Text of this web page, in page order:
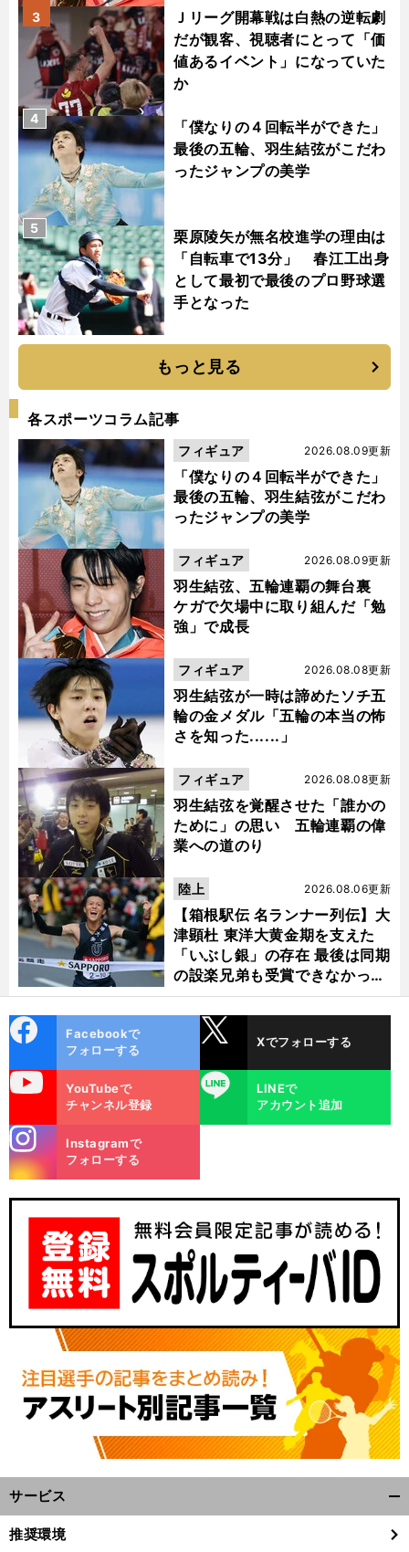
Ｊリーグ開幕戦は白熱の逆転劇
だが観客、視聴者にとって「価
値あるイベント」になっていた
か
3
「僕なりの４回転半ができた」
最後の五輪、羽生結弦がこだわ
ったジャンプの美学
4
栗原陵矢が無名校進学の理由は
「自転車で13分」 春江工出身
として最初で最後のプロ野球選
手となった
5
もっと見る
各スポーツコラム記事
「僕なりの４回転半ができた」
最後の五輪、羽生結弦がこだわ
ったジャンプの美学
2026.08.09更新
フィギュア
羽生結弦、五輪連覇の舞台裏
ケガで欠場中に取り組んだ「勉
強」で成長
2026.08.09更新
フィギュア
羽生結弦が一時は諦めたソチ五
輪の金メダル「五輪の本当の怖
さを知った......」
2026.08.08更新
フィギュア
羽生結弦を覚醒させた「誰かの
ために」の思い 五輪連覇の偉
業への道のり
2026.08.08更新
フィギュア
【箱根駅伝 名ランナー列伝】大
津顕杜 東洋大黄金期を支えた
「いぶし銀」の存在 最後は同期
の設楽兄弟も受賞できなかった
金栗杯に輝く
2026.08.06更新
陸上
ok
Facebookで
フォローする
Xでフォローする
YouTubeで
チャンネル登録
LINE
LINEで
アカウント追加
m
Instagramで
フォローする
サービス
閉
推奨環境